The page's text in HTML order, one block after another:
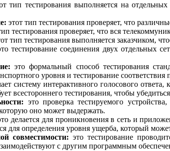
тип тестирования выполняется на
этот тип тестирования проверяет, что
тестирования проверяет, что вся
тип тестирования выполняется заказчиком,
тестирование соединения двух отдельных
это формальный способ тестирования
уровня и тестирование соответствия
систему интерактивного голосового
всестороннего тестирования, чтобы
это проверка тестируемого
оно может выдержать.
делается для проникновения в сеть и
для определения уровня ущерба, который
совместимости: это тестирование
с другим программным